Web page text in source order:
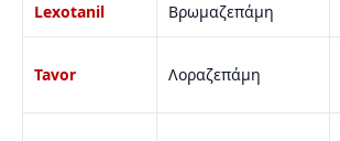
Lexotanil Βρωμαζεπάμη
Tavor Λοραζεπάμη